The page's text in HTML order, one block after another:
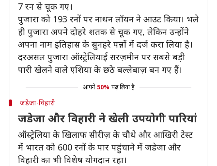
7 रन से चूक गए।
पुजारा को 193 रनों पर नाथन लॉयन ने आउट किया। भले
ही पुजारा अपने दोहरे शतक से चूक गए, लेकिन उन्होंने
अपना नाम इतिहास के सुनहरे पन्नों में दर्ज करा लिया है।
दरअसल पुजारा ऑस्ट्रेलियाई सरज़मीन पर सबसे बड़ी
पारी खेलने वाले एशिया के छठे बल्लेबाज़ बन गए हैं।
आपने 50% पढ़ लिया है
जडेजा-विहारी
जडेजा और विहारी ने खेली उपयोगी पारियां
ऑस्ट्रेलिया के खिलाफ सीरीज़ के चौथे और आखिरी टेस्ट
में भारत को 600 रनों के पार पहुंचाने में जडेजा और
विहारी का भी विशेष योगदान रहा।